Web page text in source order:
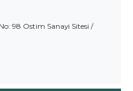
98 Ostim Sanayi Sitesi /